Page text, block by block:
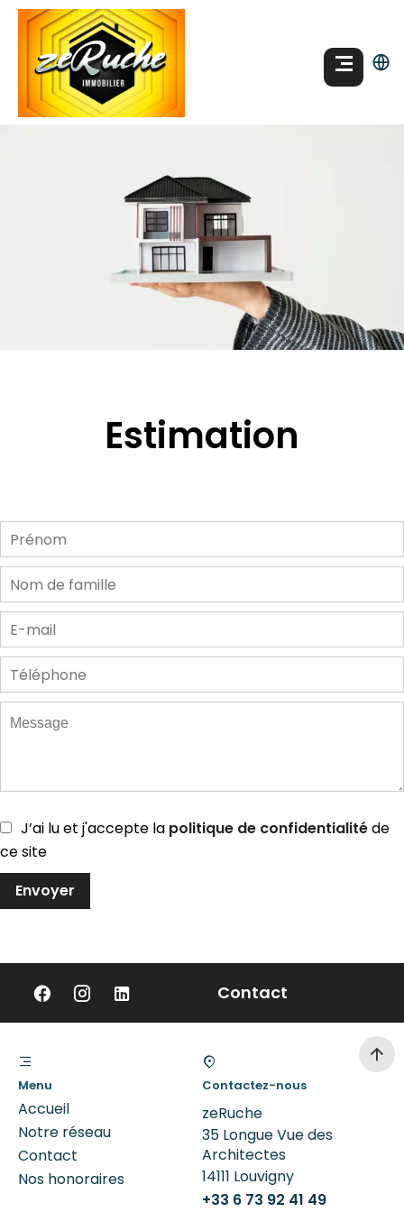
Estimation
J’ai lu et j'accepte la politique de confidentialitéde
ce site
Envoyer
Contact
Menu
Accueil
Notre réseau
Contact
Nos honoraires
Contactez-nous
zeRuche
35 Longue Vue des
Architectes
14111 Louvigny
+33 6 73 92 41 49